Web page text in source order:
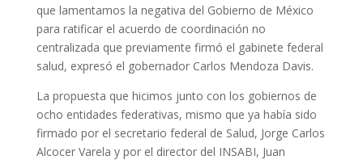
que lamentamos la negativa del Gobierno de México
para ratificar el acuerdo de coordinación no
centralizada que previamente firmó el gabinete federal
salud, expresó el gobernador Carlos Mendoza Davis.
La propuesta que hicimos junto con los gobiernos de
ocho entidades federativas, mismo que ya había sido
firmado por el secretario federal de Salud, Jorge Carlos
Alcocer Varela y por el director del INSABI, Juan